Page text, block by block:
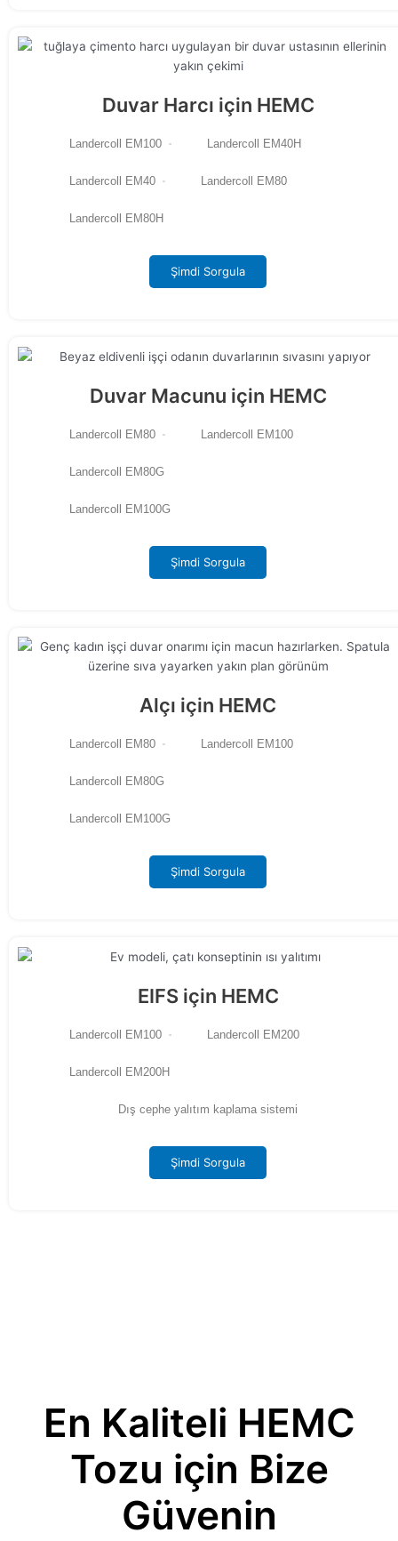
Duvar Harcı için HEMC
Landercoll EM100 Landercoll EM40H
Landercoll EM40 Landercoll EM80
Landercoll EM80H
Şimdi Sorgula
Duvar Macunu için HEMC
Landercoll EM80 Landercoll EM100
Landercoll EM80G
Landercoll EM100G
Şimdi Sorgula
Alçı için HEMC
Landercoll EM80 Landercoll EM100
Landercoll EM80G
Landercoll EM100G
Şimdi Sorgula
EIFS için HEMC
Landercoll EM100 Landercoll EM200
Landercoll EM200H
Dış cephe yalıtım kaplama sistemi
Şimdi Sorgula
En Kaliteli HEMC
Tozu için Bize
Güvenin